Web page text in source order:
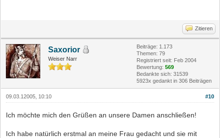
Zitieren
Saxorior
Weiser Narr
Beiträge: 1.173
Themen: 79
Registriert seit: Feb 2004
Bewertung: 569
Bedankte sich: 31539
5923x gedankt in 306 Beiträgen
#10
09.03.12005, 10:10
Ich möchte mich den Grüßen an unsere Damen anschließen!
Ich habe natürlich erstmal an meine Frau gedacht und sie mit